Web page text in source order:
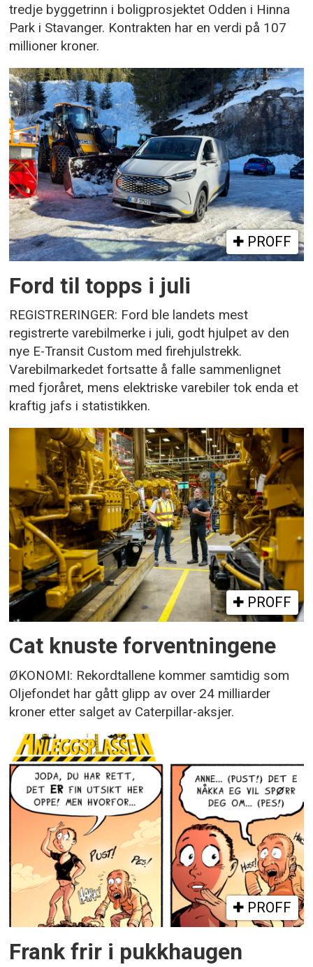
tredje byggetrinn i boligprosjektet Odden i Hinna
Park i Stavanger. Kontrakten har en verdi på 107
millioner kroner.
PROFF
Ford til topps i juli
REGISTRERINGER: Ford ble landets mest
registrerte varebilmerke i juli, godt hjulpet av den
nye E-Transit Custom med firehjulstrekk.
Varebilmarkedet fortsatte å falle sammenlignet
med fjoråret, mens elektriske varebiler tok enda et
kraftig jafs i statistikken.
PROFF
Cat knuste forventningene
ØKONOMI: Rekordtallene kommer samtidig som
Oljefondet har gått glipp av over 24 milliarder
kroner etter salget av Caterpillar-aksjer.
PROFF
Frank frir i pukkhaugen